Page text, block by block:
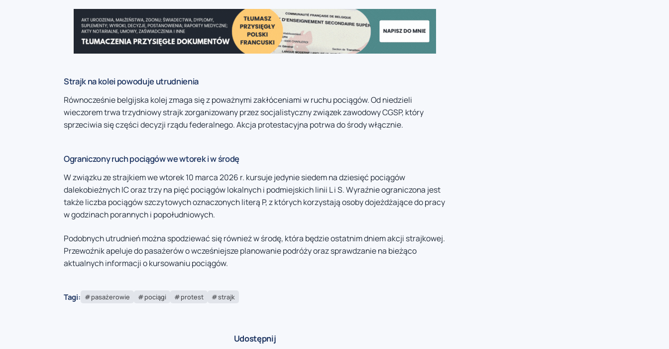
Strajk na kolei powoduje utrudnienia
Równocześnie belgijska kolej zmaga się z poważnymi zakłóceniami w ruchu pociągów. Od niedzieli
wieczorem trwa trzydniowy strajk zorganizowany przez socjalistyczny związek zawodowy CGSP, który
sprzeciwia się części decyzji rządu federalnego. Akcja protestacyjna potrwa do środy włącznie.
Ograniczony ruch pociągów we wtorek i w środę
W związku ze strajkiem we wtorek 10 marca 2026 r. kursuje jedynie siedem na dziesięć pociągów
dalekobieżnych IC oraz trzy na pięć pociągów lokalnych i podmiejskich linii L i S. Wyraźnie ograniczona jest
także liczba pociągów szczytowych oznaczonych literą P, z których korzystają osoby dojeżdżające do pracy
w godzinach porannych i popołudniowych.
Podobnych utrudnień można spodziewać się również w środę, która będzie ostatnim dniem akcji strajkowej.
Przewoźnik apeluje do pasażerów o wcześniejsze planowanie podróży oraz sprawdzanie na bieżąco
aktualnych informacji o kursowaniu pociągów.
Tagi: pasażerowie pociągi protest strajk
Udostępnij